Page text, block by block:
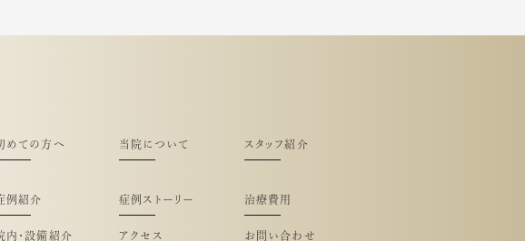
めての方へ 当院について スタッフ紹介
例紹介 症例ストーリー 治療費用
内・設備紹介 アクセス お問い合わせ